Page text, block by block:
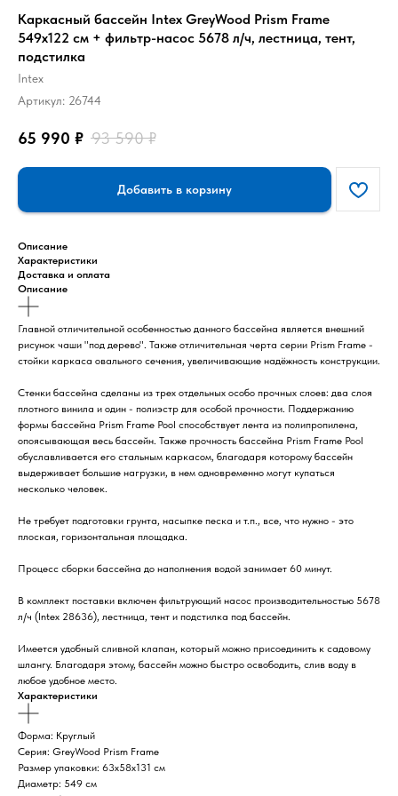
Каркасный бассейн Intex GreyWood Prism Frame
549x122 см + фильтр-насос 5678 л/ч, лестница, тент,
подстилка
Intex
Артикул: 26744
65 990 ₽ 93 590 ₽
Добавить в корзину
Описание
Характеристики
Доставка и оплата
Описание
Главной отличительной особенностью данного бассейна является внешний
рисунок чаши "под дерево". Также отличительная черта серии Prism Frame -
стойки каркаса овального сечения, увеличивающие надёжность конструкции.
Стенки бассейна сделаны из трех отдельных особо прочных слоев: два слоя
плотного винила и один - полиэстр для особой прочности. Поддержанию
формы бассейна Prism Frame Pool способствует лента из полипропилена,
опоясывающая весь бассейн. Также прочность бассейна Prism Frame Pool
обуславливается его стальным каркасом, благодаря которому бассейн
выдерживает большие нагрузки, в нем одновременно могут купаться
несколько человек.
Не требует подготовки грунта, насыпке песка и т.п., все, что нужно - это
плоская, горизонтальная площадка.
Процесс сборки бассейна до наполнения водой занимает 60 минут.
В комплект поставки включен фильтрующий насос производительностью 5678
л/ч (Intex 28636), лестница, тент и подстилка под бассейн.
Имеется удобный сливной клапан, который можно присоединить к садовому
шлангу. Благодаря этому, бассейн можно быстро освободить, слив воду в
любое удобное место.
Характеристики
Форма: Круглый
Серия: GreyWood Prism Frame
Размер упаковки: 63х58х131 см
Диаметр: 549 см